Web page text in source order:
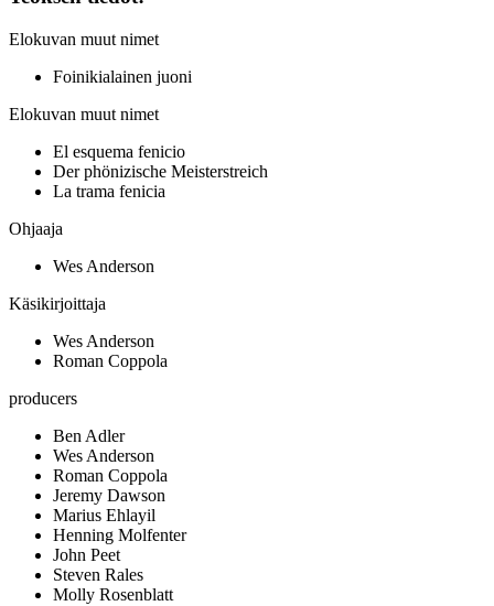
Elokuvan muut nimet
Foinikialainen juoni
Elokuvan muut nimet
El esquema fenicio
Der phönizische Meisterstreich
La trama fenicia
Ohjaaja
Wes Anderson
Käsikirjoittaja
Wes Anderson
Roman Coppola
producers
Ben Adler
Wes Anderson
Roman Coppola
Jeremy Dawson
Marius Ehlayil
Henning Molfenter
John Peet
Steven Rales
Molly Rosenblatt